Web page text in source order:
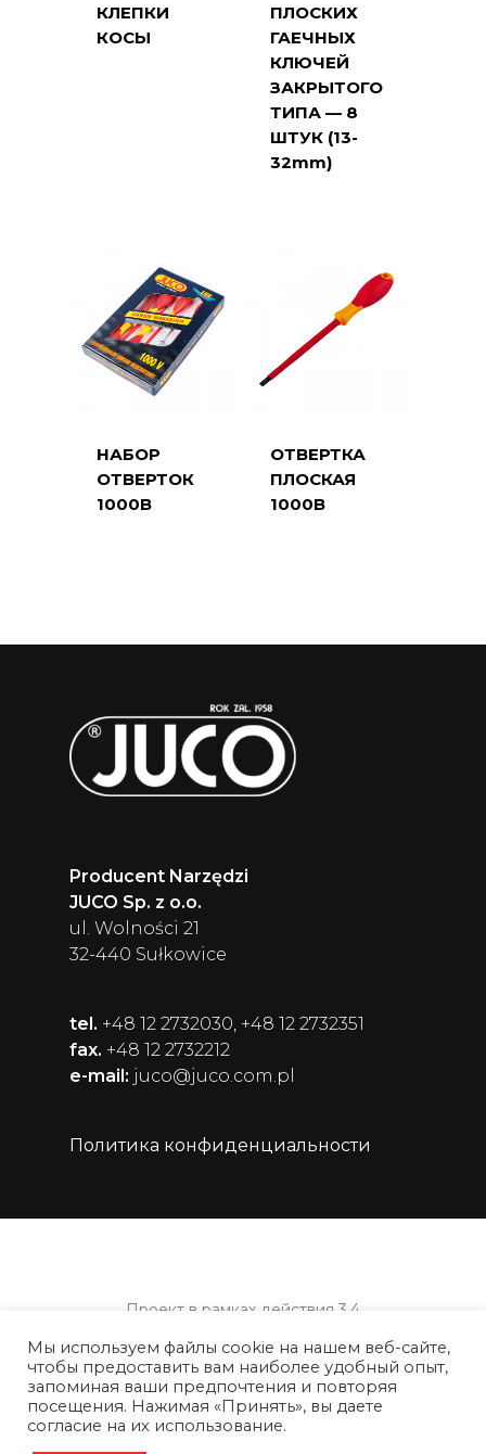
КЛЕПКИ
КОСЫ
ПЛОСКИХ
ГАЕЧНЫХ
КЛЮЧЕЙ
ЗАКРЫТОГО
ТИПА — 8
ШТУК (13-
32mm)
НАБОР
ОТВЕРТОК
1000В
ОТВЕРТКА
ПЛОСКАЯ
1000В
Producent Narzędzi
JUCO Sp. z o.o.
ul. Wolności 21
32-440 Sułkowice
tel. +48 12 2732030, +48 12 2732351
fax. +48 12 2732212
e-mail: juco@juco.com.pl
Политика конфиденциальности
Проект в рамках действия 3.4
Операционной программы
интеллектуального развития на 2014-2020
годы, софинансируемой Европейским
фондом регионального развития.
Мы используем файлы cookie на нашем веб-сайте,
чтобы предоставить вам наиболее удобный опыт,
запоминая ваши предпочтения и повторяя
посещения. Нажимая «Принять», вы даете
согласие на их использование.